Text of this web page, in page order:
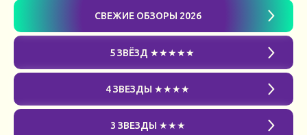
СВЕЖИЕ ОБЗОРЫ 2026
5 ЗВЁЗД ★★★★★
4 ЗВЕЗДЫ ★★★★
3 ЗВЕЗДЫ ★★★